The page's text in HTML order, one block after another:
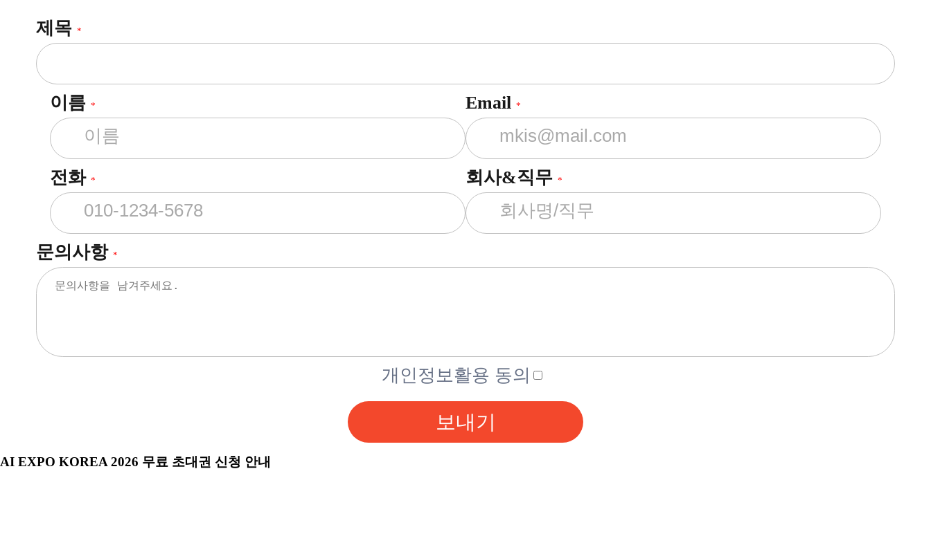
제목 *
이름 * Email *
전화 * 회사&직무 *
문의사항 *
개인정보활용 동의
보내기
AI EXPO KOREA 2026 무료 초대권 신청 안내